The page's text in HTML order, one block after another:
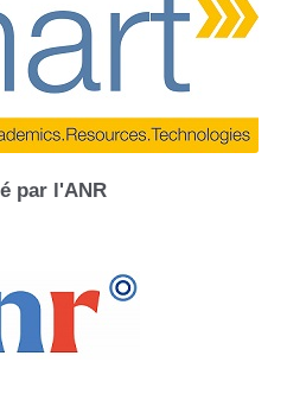
par l'ANR